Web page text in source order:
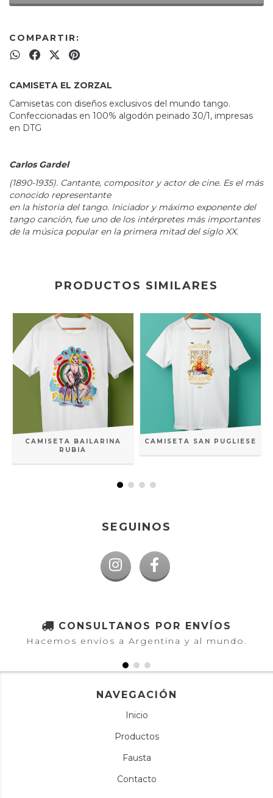
COMPARTIR:
CAMISETA EL ZORZAL
Camisetas con diseños exclusivos del mundo tango.
Confeccionadas en 100% algodón peinado 30/1, impresas
en DTG
Carlos Gardel
(1890-1935). Cantante, compositor y actor de cine. Es el más
conocido representante
en la historia del tango. Iniciador y máximo exponente del
tango canción, fue uno de los intérpretes más importantes
de la música popular en la primera mitad del siglo XX.
PRODUCTOS SIMILARES
CAMISETA BAILARINA
RUBIA
CAMISETA SAN PUGLIESE
SEGUINOS
CONSULTANOS POR ENVÍOS
Hacemos envíos a Argentina y al mundo.
NAVEGACIÓN
Inicio
Productos
Fausta
Contacto